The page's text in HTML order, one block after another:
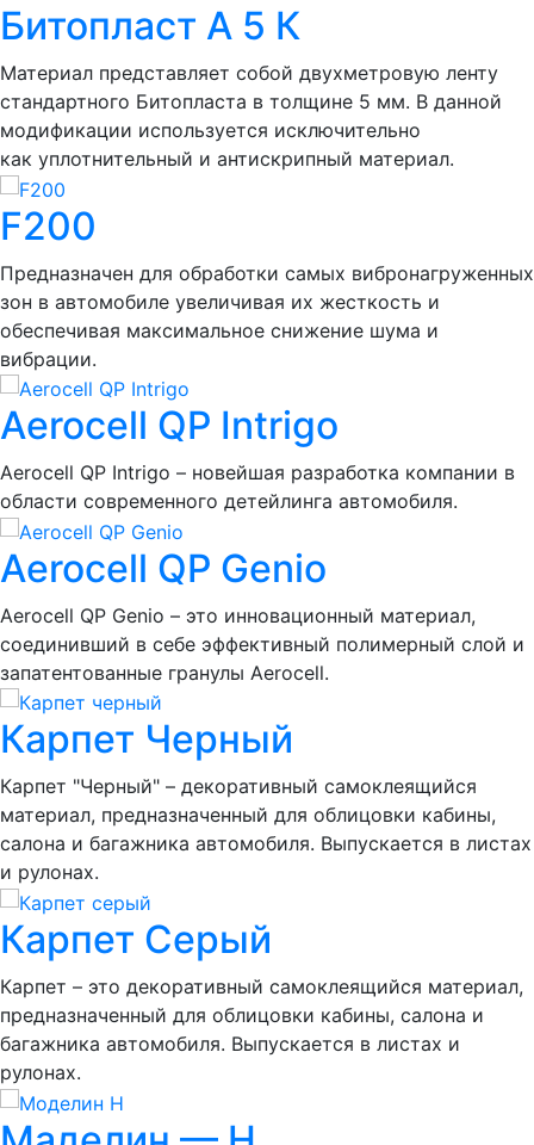
Битопласт А 5 К
Материал представляет собой двухметровую ленту
стандартного Битопласта в толщине 5 мм. В данной
модификации используется исключительно
как уплотнительный и антискрипный материал.
F200
Предназначен для обработки самых вибронагруженных
зон в автомобиле увеличивая их жесткость и
обеспечивая максимальное снижение шума и
вибрации.
Aerocell QP Intrigo
Aerocell QP Intrigo – новейшая разработка компании в
области современного детейлинга автомобиля.
Aerocell QP Genio
Aerocell QP Genio – это инновационный материал,
соединивший в себе эффективный полимерный слой и
запатентованные гранулы Aerocell.
Карпет Черный
Карпет "Черный" – декоративный самоклеящийся
материал, предназначенный для облицовки кабины,
салона и багажника автомобиля. Выпускается в листах
и рулонах.
Карпет Серый
Карпет – это декоративный самоклеящийся материал,
предназначенный для облицовки кабины, салона и
багажника автомобиля. Выпускается в листах и
рулонах.